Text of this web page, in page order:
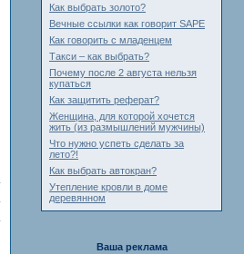
Как выбрать золото?
Вечные ссылки как говорит SAPE
Как говорить с младенцем
Такси – как выбрать?
Почему после 2 августа нельзя
купаться
Как защитить реферат?
Женщина, для которой хочется
жить (из размышлений мужчины)
Что нужно успеть сделать за
лето?!
Как выбрать автокран?
Утепление кровли в доме
деревянном
Ваша реклама